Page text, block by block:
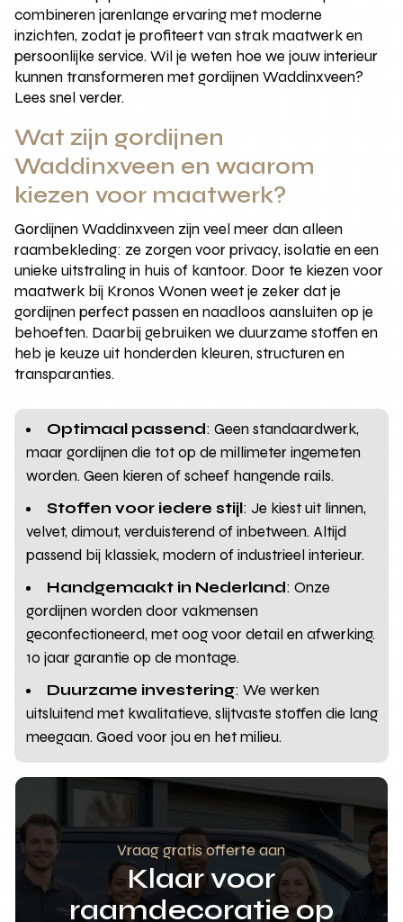
combineren jarenlange ervaring met moderne
inzichten, zodat je profiteert van strak maatwerk en
persoonlijke service. Wil je weten hoe we jouw interieur
kunnen transformeren met gordijnen Waddinxveen?
Lees snel verder.
Wat zijn gordijnen
Waddinxveen en waarom
kiezen voor maatwerk?
Gordijnen Waddinxveen zijn veel meer dan alleen
raambekleding: ze zorgen voor privacy, isolatie en een
unieke uitstraling in huis of kantoor. Door te kiezen voor
maatwerk bij Kronos Wonen weet je zeker dat je
gordijnen perfect passen en naadloos aansluiten op je
behoeften. Daarbij gebruiken we duurzame stoffen en
heb je keuze uit honderden kleuren, structuren en
transparanties.
Optimaal passend: Geen standaardwerk,
maar gordijnen die tot op de millimeter ingemeten
worden. Geen kieren of scheef hangende rails.
Stoffen voor iedere stijl: Je kiest uit linnen,
velvet, dimout, verduisterend of inbetween. Altijd
passend bij klassiek, modern of industrieel interieur.
Handgemaakt in Nederland: Onze
gordijnen worden door vakmensen
geconfectioneerd, met oog voor detail en afwerking.
10 jaar garantie op de montage.
Duurzame investering: We werken
uitsluitend met kwalitatieve, slijtvaste stoffen die lang
meegaan. Goed voor jou en het milieu.
Vraag gratis offerte aan
Klaar voor
raamdecoratie op